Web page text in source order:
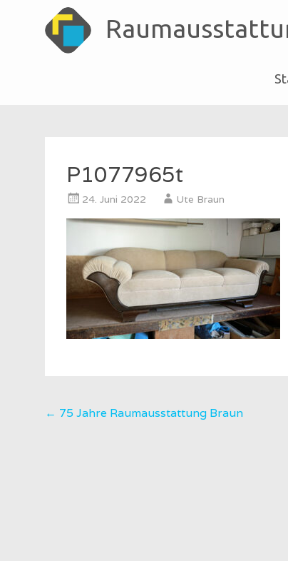
P1077965t
24. Juni 2022 Ute Braun
Post
← 75 Jahre Raumausstattung Braun